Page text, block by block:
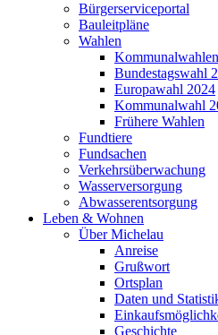
Bürgerserviceportal
Bauleitpläne
Wahlen
Bundestagswahl
Europawahl 2024
Kommunalwahl
Frühere Wahlen
Fundtiere
Fundsachen
Verkehrsüberwachung
Wasserversorgung
Abwasserentsorgung
Leben & Wohnen
Über Michelau
Anreise
Grußwort
Ortsplan
Daten und
Geschichte